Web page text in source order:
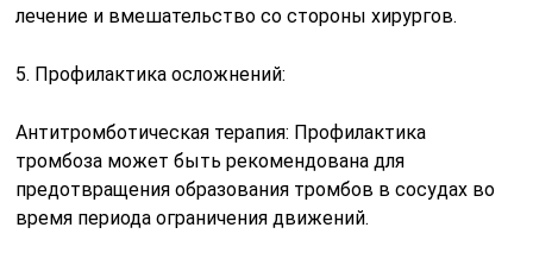
лечение и вмешательство со стороны хирургов.
5. Профилактика осложнений:
Антитромботическая терапия: Профилактика
тромбоза может быть рекомендована для
предотвращения образования тромбов в сосудах во
время периода ограничения движений.